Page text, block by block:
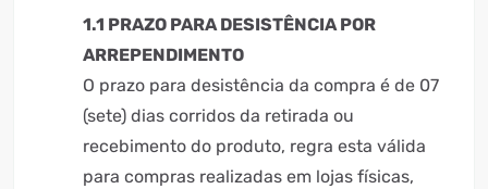
1.1 PRAZO PARA DESISTÊNCIA POR
ARREPENDIMENTO
O prazo para desistência da compra é de 07
(sete) dias corridos da retirada ou
recebimento do produto, regra esta válida
para compras realizadas em lojas físicas,